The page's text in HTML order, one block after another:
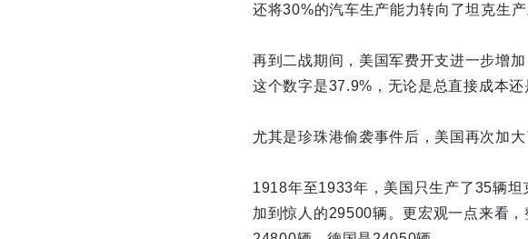
还将30%的汽车生产能力转向了坦克生产
再到二战期间，美国军费开支进一步增
这个数字是37.9%，无论是总直接成本
尤其是珍珠港偷袭事件后，美国再次加大
1918年至1933年，美国只生产了35辆
加到惊人的29500辆。更宏观一点来看